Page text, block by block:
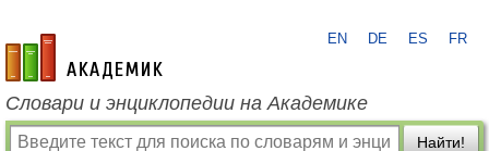
academic.ru
EN DE ES FR
Словари и энциклопедии на Академике
Найти!